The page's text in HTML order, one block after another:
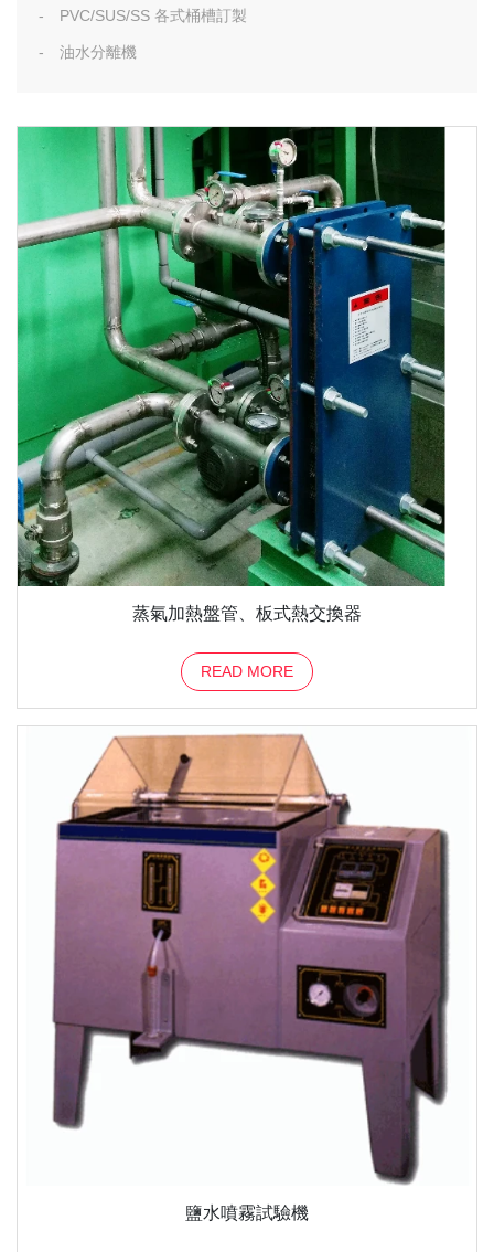
PVC/SUS/SS 各式桶槽訂製
油水分離機
蒸氣加熱盤管、板式熱交換器
READ MORE
鹽水噴霧試驗機